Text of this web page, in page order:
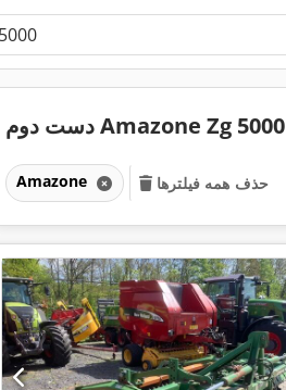
دست دوم Amazone Zg 5000
Amazone حذف همه فیلترها